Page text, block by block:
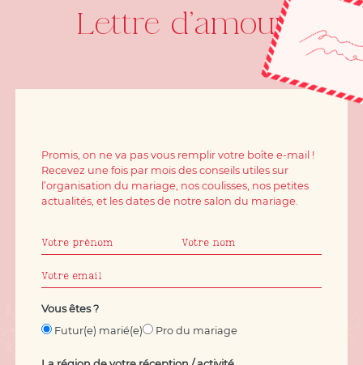
Lettre d'amour
Vous êtes ?
Futur(e) marié(e)
Pro du mariage
Promis, on ne va pas vous remplir votre boîte e-mail !
Recevez une fois par mois des conseils utiles sur
l’organisation du mariage, nos coulisses, nos petites
actualités, et les dates de notre salon du mariage.